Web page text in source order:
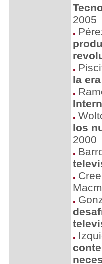
2005
la
los
2000